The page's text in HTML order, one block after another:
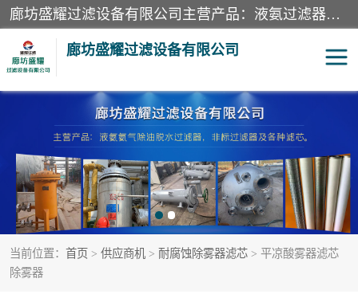
廊坊盛耀过滤设备有限公司主营产品：液氨过滤器、沼气过滤器、氨气分离器、二氧化碳过滤器、过滤器、液氨氨气过滤器、天然气过滤器、管道过滤器、*过滤器、液氨除油除水过滤器、氨气除油除水过滤器、焦炉煤气除焦油过滤器等。
廊坊盛耀过滤设备有限公司
当前位置： 首页 > 供应商机 > 耐腐蚀除雾器滤芯 > 平凉酸雾器滤芯
除雾器
二氧化碳过滤器 过滤器
液氨氨气过滤器 沼气过滤器
天然气过滤器 管道过滤器
甲醇过滤器 液氨除油除水过滤器